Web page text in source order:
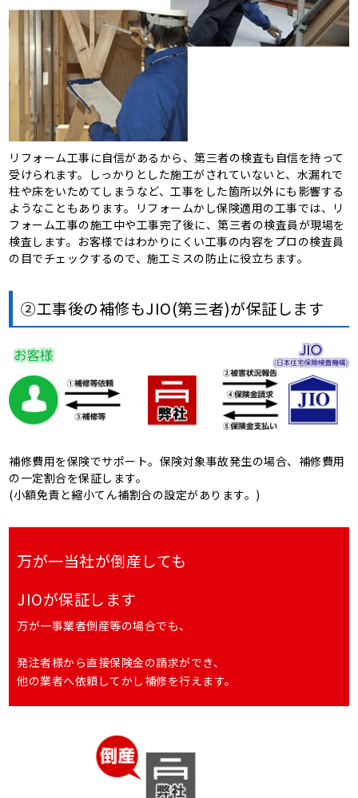
リフォーム工事に自信があるから、第三者の検査も自信を持って
受けられます。しっかりとした施工がされていないと、水漏れで
柱や床をいためてしまうなど、工事をした箇所以外にも影響する
ようなこともあります。リフォームかし保険適用の工事では、リ
フォーム工事の施工中や工事完了後に、第三者の検査員が現場を
検査します。お客様ではわかりにくい工事の内容をプロの検査員
の目でチェックするので、施工ミスの防止に役立ちます。
②工事後の補修もJIO(第三者)が保証します
補修費用を保険でサポート。保険対象事故発生の場合、補修費用
の一定割合を保証します。
(小額免責と縮小てん補割合の設定があります。)
万が一当社が倒産しても
JIOが保証します
万が一事業者倒産等の場合でも、
発注者様から直接保険金の請求ができ、
他の業者へ依頼してかし補修を行えます。